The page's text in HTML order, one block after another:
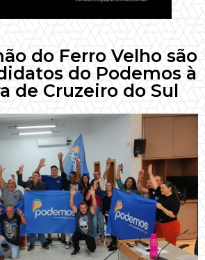
do Ferro Velho são
do Podemos à
de Cruzeiro do Sul